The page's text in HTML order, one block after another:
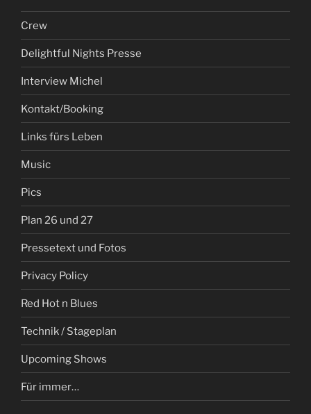
Crew
Delightful Nights Presse
Interview Michel
Kontakt/Booking
Links fürs Leben
Music
Pics
Plan 26 und 27
Pressetext und Fotos
Privacy Policy
Red Hot n Blues
Technik / Stageplan
Upcoming Shows
Für immer…